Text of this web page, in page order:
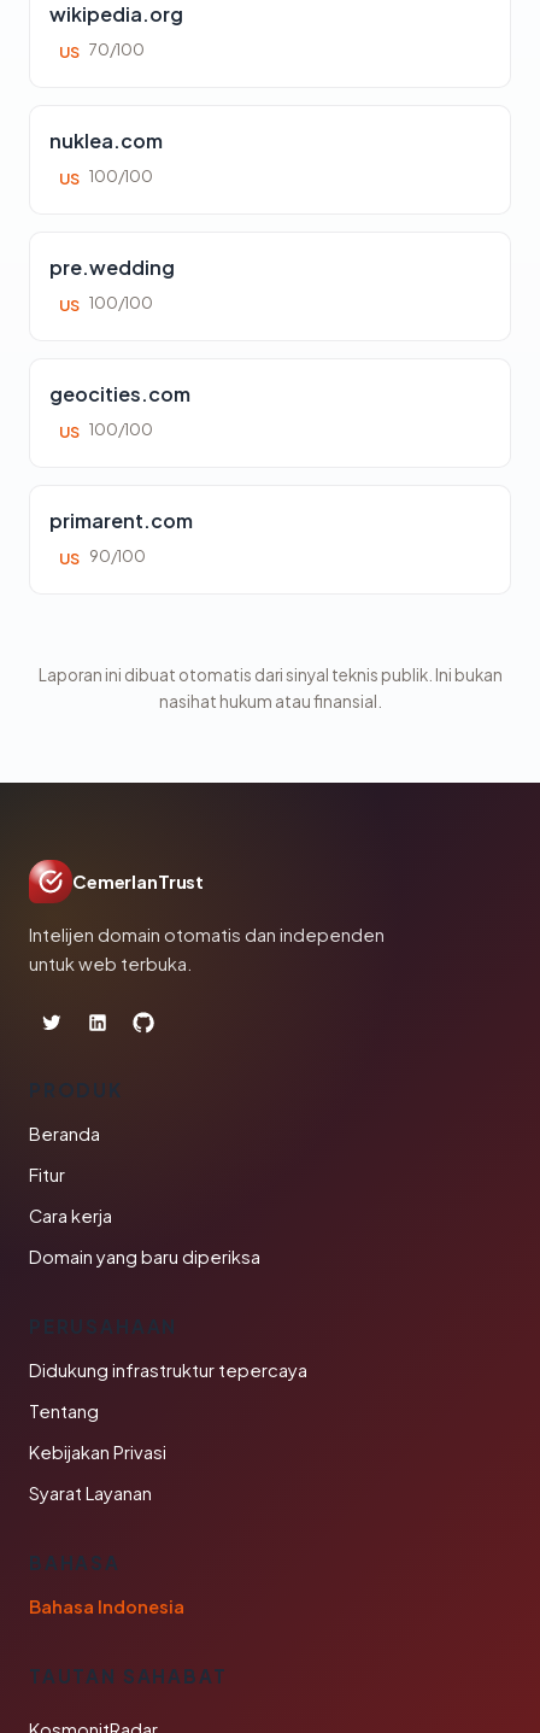
wikipedia.org
US 70/100
nuklea.com
US 100/100
pre.wedding
US 100/100
geocities.com
US 100/100
primarent.com
US 90/100
Laporan ini dibuat otomatis dari sinyal teknis publik. Ini bukan
nasihat hukum atau finansial.
CemerlanTrust
Intelijen domain otomatis dan independen
untuk web terbuka.
PRODUK
Beranda
Fitur
Cara kerja
Domain yang baru diperiksa
PERUSAHAAN
Didukung infrastruktur tepercaya
Tentang
Kebijakan Privasi
Syarat Layanan
BAHASA
Bahasa Indonesia
TAUTAN SAHABAT